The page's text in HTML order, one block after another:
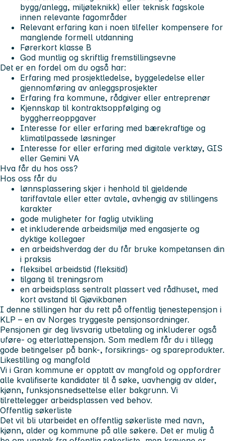
bygg/anlegg, miljøteknikk) eller teknisk fagskole
innen relevante fagområder
Relevant erfaring kan i noen tilfeller kompensere for
manglende formell utdanning
Førerkort klasse B
God muntlig og skriftlig fremstillingsevne
Det er en fordel om du også har:
Erfaring med prosjektledelse, byggeledelse eller
gjennomføring av anleggsprosjekter
Erfaring fra kommune, rådgiver eller entreprenør
Kjennskap til kontraktsoppfølging og
byggherreoppgaver
Interesse for eller erfaring med bærekraftige og
klimatilpassede løsninger
Interesse for eller erfaring med digitale verktøy, GIS
eller Gemini VA
Hva får du hos oss?
Hos oss får du
lønnsplassering skjer i henhold til gjeldende
tariffavtale eller etter avtale, avhengig av stillingens
karakter
gode muligheter for faglig utvikling
et inkluderende arbeidsmiljø med engasjerte og
dyktige kollegaer
en arbeidshverdag der du får bruke kompetansen din
i praksis
fleksibel arbeidstid (fleksitid)
tilgang til treningsrom
en arbeidsplass sentralt plassert ved rådhuset, med
kort avstand til Gjøvikbanen
I denne stillingen har du rett på offentlig tjenestepensjon i
KLP – en av Norges tryggeste pensjonsordninger.
Pensjonen gir deg livsvarig utbetaling og inkluderer også
uføre- og etterlattepensjon. Som medlem får du i tillegg
gode betingelser på bank-, forsikrings- og spareprodukter.
Likestilling og mangfold
Vi i Gran kommune er opptatt av mangfold og oppfordrer
alle kvalifiserte kandidater til å søke, uavhengig av alder,
kjønn, funksjonsnedsettelse eller bakgrunn. Vi
tilrettelegger arbeidsplassen ved behov.
Offentlig søkerliste
Det vil bli utarbeidet en offentlig søkerliste med navn,
kjønn, alder og kommune på alle søkere. Det er mulig å